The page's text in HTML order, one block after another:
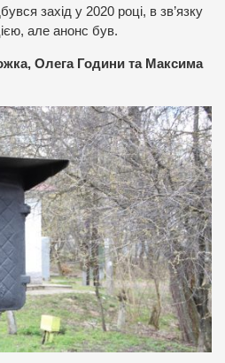
захід у 2020 році, в зв’язку
але анонс був.
Олега Години та Максима